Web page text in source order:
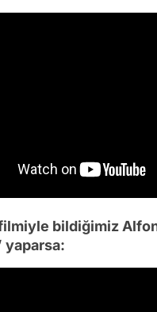
bildiğimiz
yaparsa: